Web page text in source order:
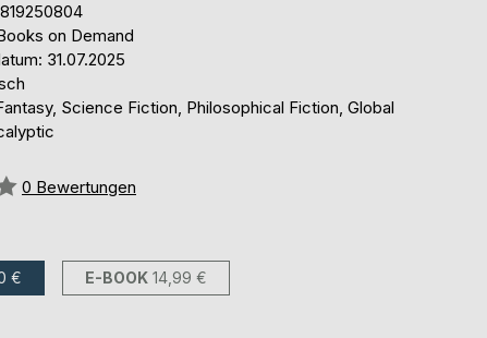
on Demand
31.07.2025
Science Fiction, Philosophical Fiction, Global
0 Bewertungen
€ E-BOOK 14,99 €